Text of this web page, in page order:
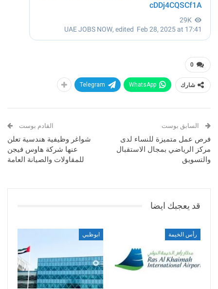
0
شارك WhatsApp
Telegram
السابق بوست
فرص عمل متميزة للنساء لدى
مركز الرياضي بمجال الاستقبال
والتسويق
القادم بوست
شواغر وظيفية هندسية تعلن
عنها شركة هاوس فيجن
للمقاولات والصيانة العامة
قد يعجبك ايضا
رأس الخيمة ابوظبي